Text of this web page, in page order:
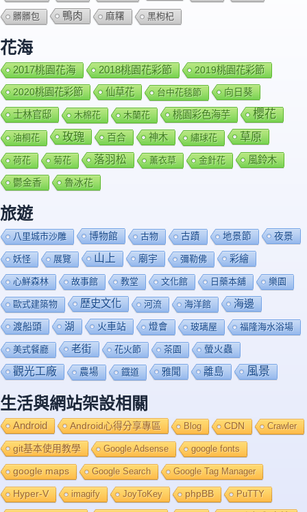
髒髒包 鴨肉 麻糬 黑枸杞
花海
2017桃園花海 2018桃園花彩節
2019桃園花彩節
2020桃園花彩節
仙草花 台中花毯節 向日葵
士林官邸 木棉花 木蘭花 桃園彩色海芋 櫻花
油桐花 玫瑰 百合 神木 繡球花 草原
荷花 菊花 落羽松 薰衣草 金針花 風鈴木
鬱金香 魯冰花
旅遊
八里城市沙雕 博物館 古物 古蹟 地景節 夜景
妖怪 展覽 山上 廟宇 彌勒佛 彩繪
心鮮森林 故事館 教堂 文化館 日藥本舖 樂園
歐式建築物 歷史文化 河流 海洋館 海邊
渡船頭 湖 火車站 燈會 玻璃屋 福隆海水浴場
美式餐廳 老街 花火節 茶園 螢火蟲
觀光工廠 農場 鐡道 雅聞 離島 風景
生活與網站架設相關
Android Android心得分享專區 Blog CDN Crawler
git基本使用教學 Google Adsense google fonts
google maps Google Search Google Tag Manager
Hyper-V imagify JoyToKey phpBB PuTTY